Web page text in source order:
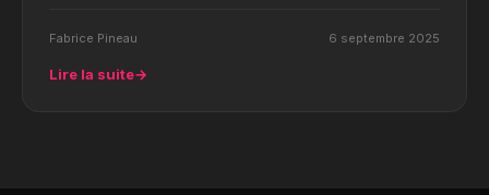
Fabrice Pineau 6 septembre 2025
Lire la suite→